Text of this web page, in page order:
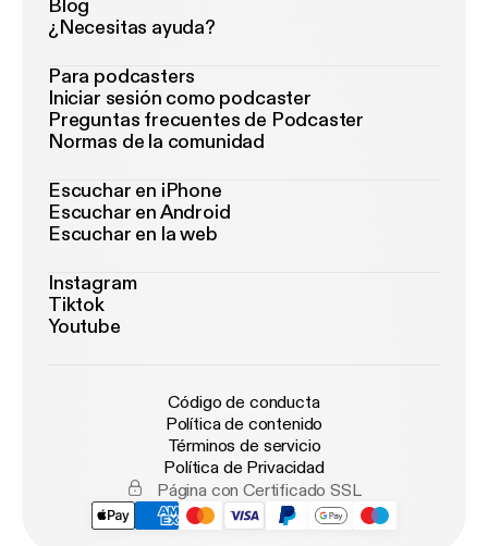
Blog
¿Necesitas ayuda?
Para podcasters
Iniciar sesión como podcaster
Preguntas frecuentes de Podcaster
Normas de la comunidad
Escuchar en iPhone
Escuchar en Android
Escuchar en la web
Instagram
Tiktok
Youtube
Código de conducta
Política de contenido
Términos de servicio
Política de Privacidad
Página con Certificado SSL